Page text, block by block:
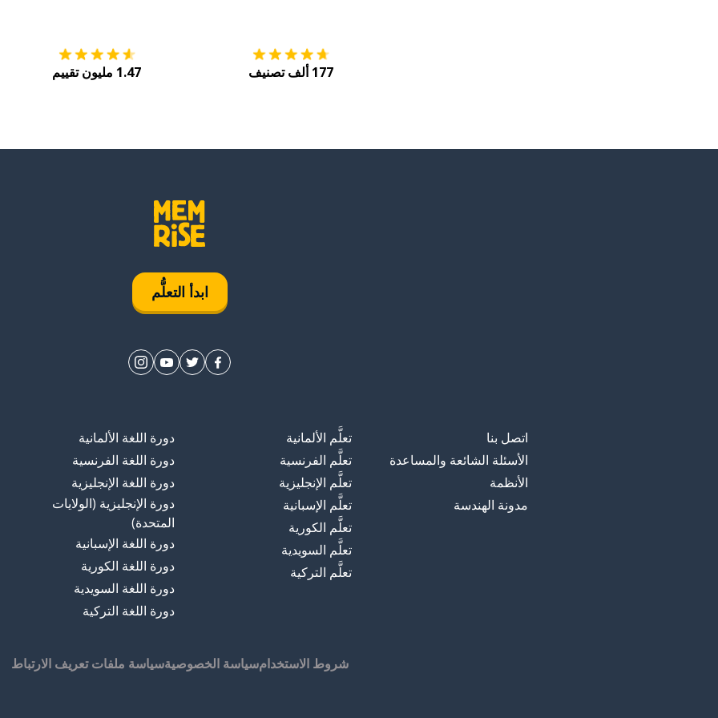
177 ألف تصنيف 1.47 مليون تقييم
ابدأ التعلُّم
اتصل بنا
الأسئلة الشائعة والمساعدة
الأنظمة
مدونة الهندسة
تعلَّم الألمانية
تعلَّم الفرنسية
تعلَّم الإنجليزية
تعلَّم الإسبانية
تعلَّم الكورية
تعلَّم السويدية
تعلَّم التركية
دورة اللغة الألمانية
دورة اللغة الفرنسية
دورة اللغة الإنجليزية
دورة الإنجليزية (الولايات
المتحدة)
دورة اللغة الإسبانية
دورة اللغة الكورية
دورة اللغة السويدية
دورة اللغة التركية
شروط الاستخدامسياسة الخصوصيةسياسة ملفات تعريف الارتباط